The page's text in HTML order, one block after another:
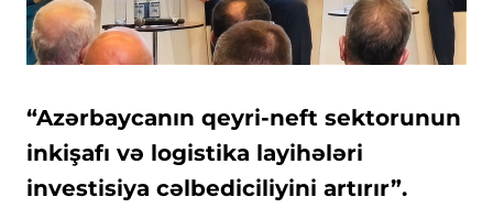
“Azərbaycanın qeyri-neft sektorunun
inkişafı və logistika layihələri
investisiya cəlbediciliyini artırır”.